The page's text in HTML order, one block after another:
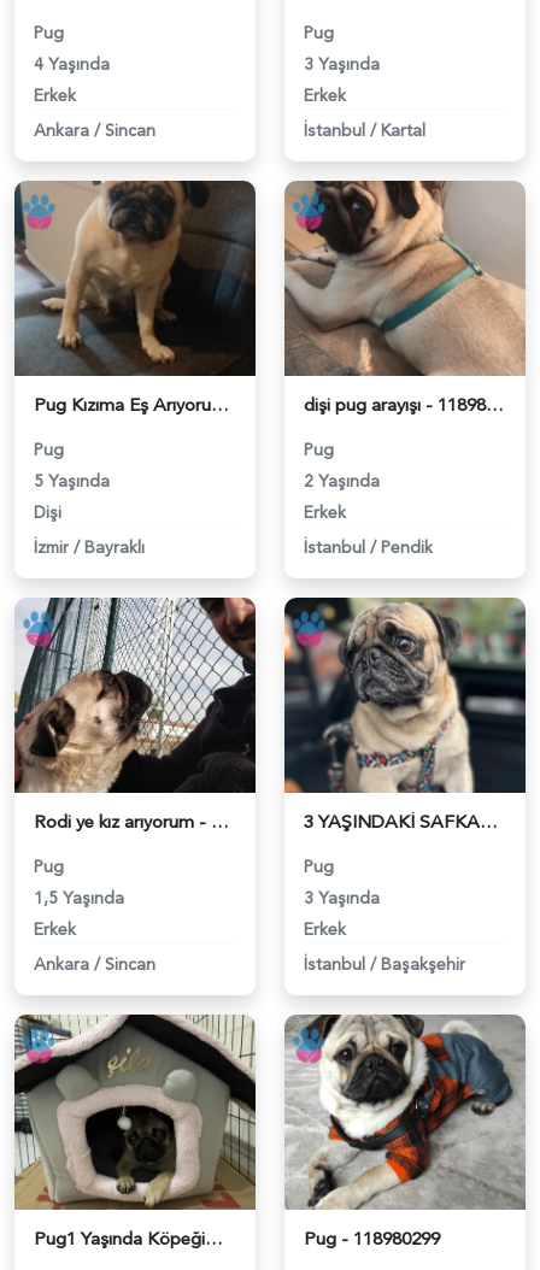
Pug
4 Yaşında
Erkek
Ankara / Sincan
Pug
3 Yaşında
Erkek
İstanbul / Kartal
Pug Kızıma Eş Arıyorum - 118981769
Pug
5 Yaşında
Dişi
İzmir / Bayraklı
dişi pug arayışı - 118981140
Pug
2 Yaşında
Erkek
İstanbul / Pendik
Rodi ye kız arıyorum - 118980939
Pug
1,5 Yaşında
Erkek
Ankara / Sincan
3 YAŞINDAKİ SAFKAN IRK PUG CİNSİ KÖPEĞİME DİŞİ EŞ ARIYORUM - 118980652
Pug
3 Yaşında
Erkek
İstanbul / Başakşehir
Pug1 Yaşında Köpeğime Eş Arıyorum - 118980531 Pug - 118980299